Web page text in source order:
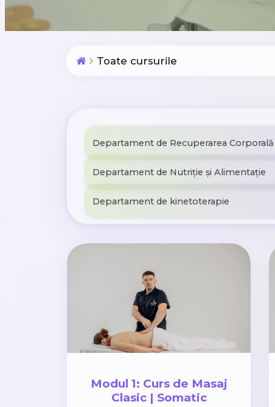
Toate cursurile
Departament de Recuperarea
Departament de Nutriție și Alimentație
Departament de kinetoterapie
Modul 1: Curs de Masaj
Clasic | Somatic